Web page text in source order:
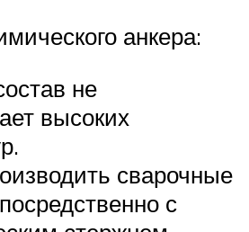
анкера:
не
высоких
сварочные
с